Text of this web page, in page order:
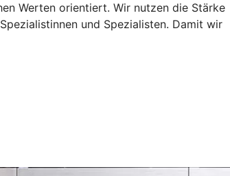
Werten orientiert. Wir nutzen die Stärke
und Spezialisten. Damit wir